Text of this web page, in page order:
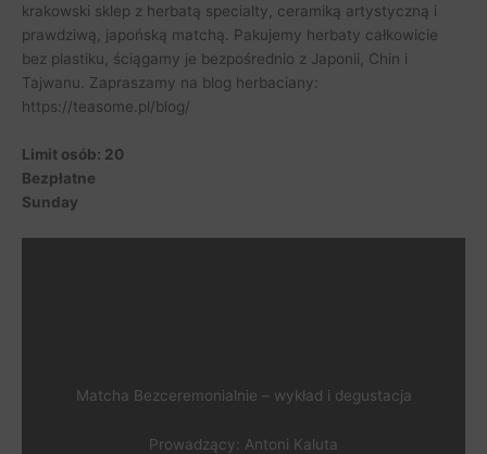
krakowski sklep z herbatą specialty, ceramiką artystyczną i
prawdziwą, japońską matchą. Pakujemy herbaty całkowicie
bez plastiku, ściągamy je bezpośrednio z Japonii, Chin i
Tajwanu. Zapraszamy na blog herbaciany:
https://teasome.pl/blog/
Limit osób: 20
Bezpłatne
Sunday
Matcha Bezceremonialnie – wykład i degustacja
Prowadzący: Antoni Kaluta